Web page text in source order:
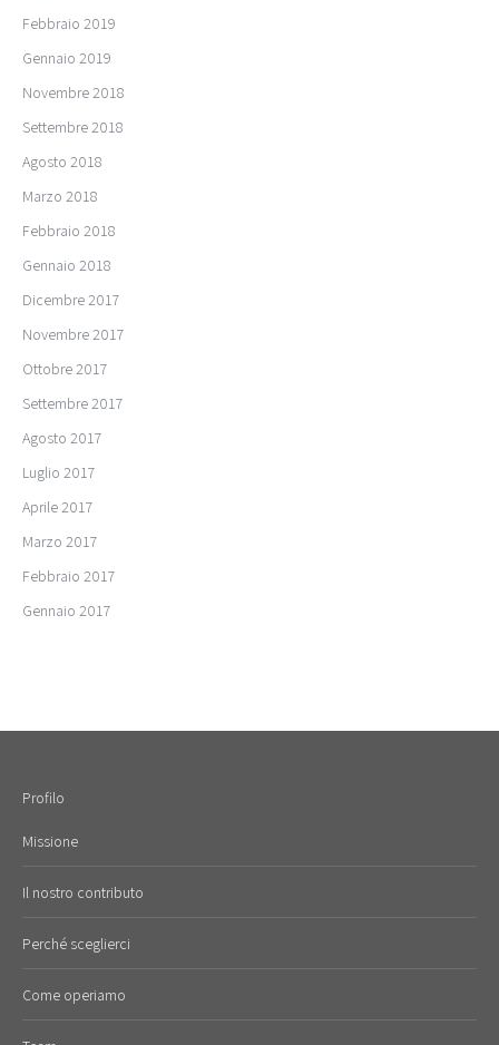
Febbraio 2019
Gennaio 2019
Novembre 2018
Settembre 2018
Agosto 2018
Marzo 2018
Febbraio 2018
Gennaio 2018
Dicembre 2017
Novembre 2017
Ottobre 2017
Settembre 2017
Agosto 2017
Luglio 2017
Aprile 2017
Marzo 2017
Febbraio 2017
Gennaio 2017
Profilo
Missione
Il nostro contributo
Perché sceglierci
Come operiamo